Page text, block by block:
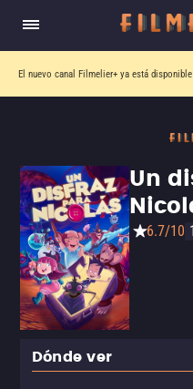
El nuevo canal Filmelier+ ya está
Un
6.7/10
Dónde ver